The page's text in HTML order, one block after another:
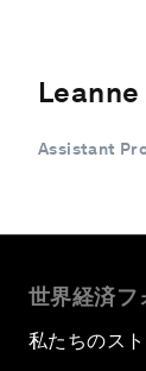
Assistant
世界経済フ
私たちのス